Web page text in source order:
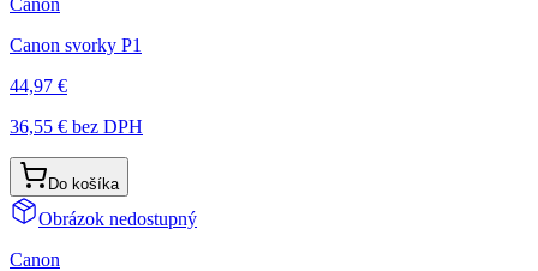
Canon svorky P1
44,97 €
36,55 € bez DPH
Do košíka
Obrázok nedostupný
Canon